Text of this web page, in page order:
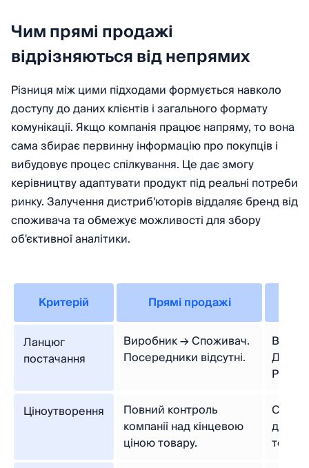
Чим прямі продажі
відрізняються від непрямих
Різниця між цими підходами формується навколо
доступу до даних клієнтів і загального формату
комунікації. Якщо компанія працює напряму, то вона
сама збирає первинну інформацію про покупців і
вибудовує процес спілкування. Це дає змогу
керівництву адаптувати продукт під реальні потреби
ринку. Залучення дистриб'юторів віддаляє бренд від
споживача та обмежує можливості для збору
об'єктивної аналітики.
Критерій Прямі продажі
Ланцюг
постачання
Виробник → Споживач.
Посередники відсутні.
Ціноутворення
Повний контроль
компанії над кінцевою
ціною товару.